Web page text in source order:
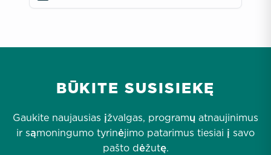
BŪKITE SUSISIEKĘ
Gaukite naujausias įžvalgas, programų atnaujinimus
ir sąmoningumo tyrinėjimo patarimus tiesiai į savo
pašto dėžutę.